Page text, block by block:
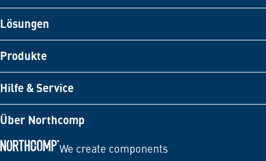
Lösungen
Produkte
Hilfe & Service
Über Northcomp
We create components